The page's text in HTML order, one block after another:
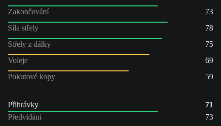
Zakončování
73
Síla střely
78
Střely z dálky
75
Voleje
69
Pokutové kopy
59
Přihrávky
71
Předvídání
73